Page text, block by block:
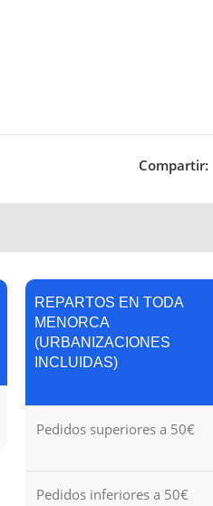
Compartir:
REPARTOS EN TODA
MENORCA
(URBANIZACIONES
INCLUIDAS)
Pedidos superiores a 50€
Pedidos inferiores a 50€